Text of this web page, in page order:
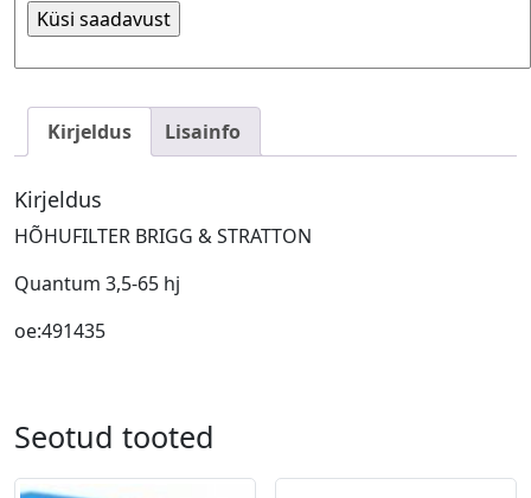
Kirjeldus Lisainfo
Kirjeldus
HÕHUFILTER BRIGG & STRATTON
Quantum 3,5-65 hj
oe:491435
Seotud tooted